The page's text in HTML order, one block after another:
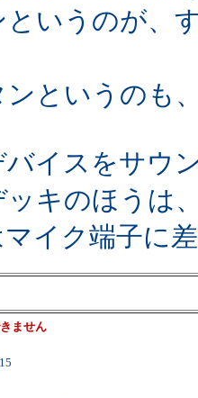
というのが、
ンというのも
バイスをサウ
ッキのほうは
マイク端子に
ません